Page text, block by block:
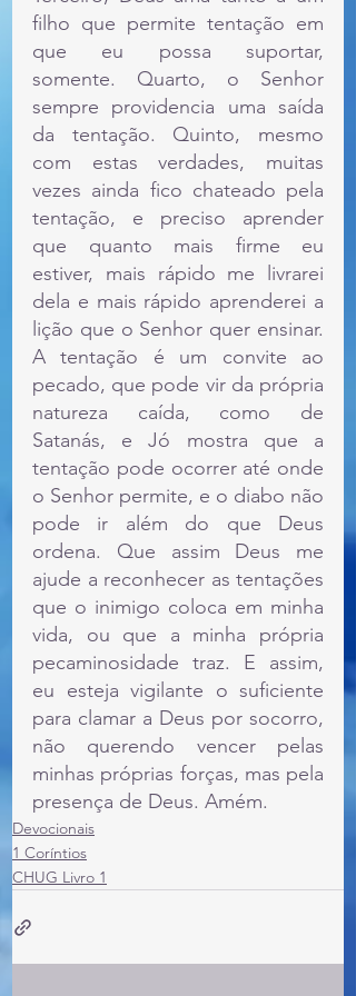
filho que permite tentação em
que eu possa suportar,
somente. Quarto, o Senhor
sempre providencia uma saída
da tentação. Quinto, mesmo
com estas verdades, muitas
vezes ainda fico chateado pela
tentação, e preciso aprender
que quanto mais firme eu
estiver, mais rápido me livrarei
dela e mais rápido aprenderei a
lição que o Senhor quer ensinar.
A tentação é um convite ao
pecado, que pode vir da própria
natureza caída, como de
Satanás, e Jó mostra que a
tentação pode ocorrer até onde
o Senhor permite, e o diabo não
pode ir além do que Deus
ordena. Que assim Deus me
ajude a reconhecer as tentações
que o inimigo coloca em minha
vida, ou que a minha própria
pecaminosidade traz. E assim,
eu esteja vigilante o suficiente
para clamar a Deus por socorro,
não querendo vencer pelas
minhas próprias forças, mas pela
presença de Deus. Amém.
Devocionais
1 Coríntios
CHUG Livro 1